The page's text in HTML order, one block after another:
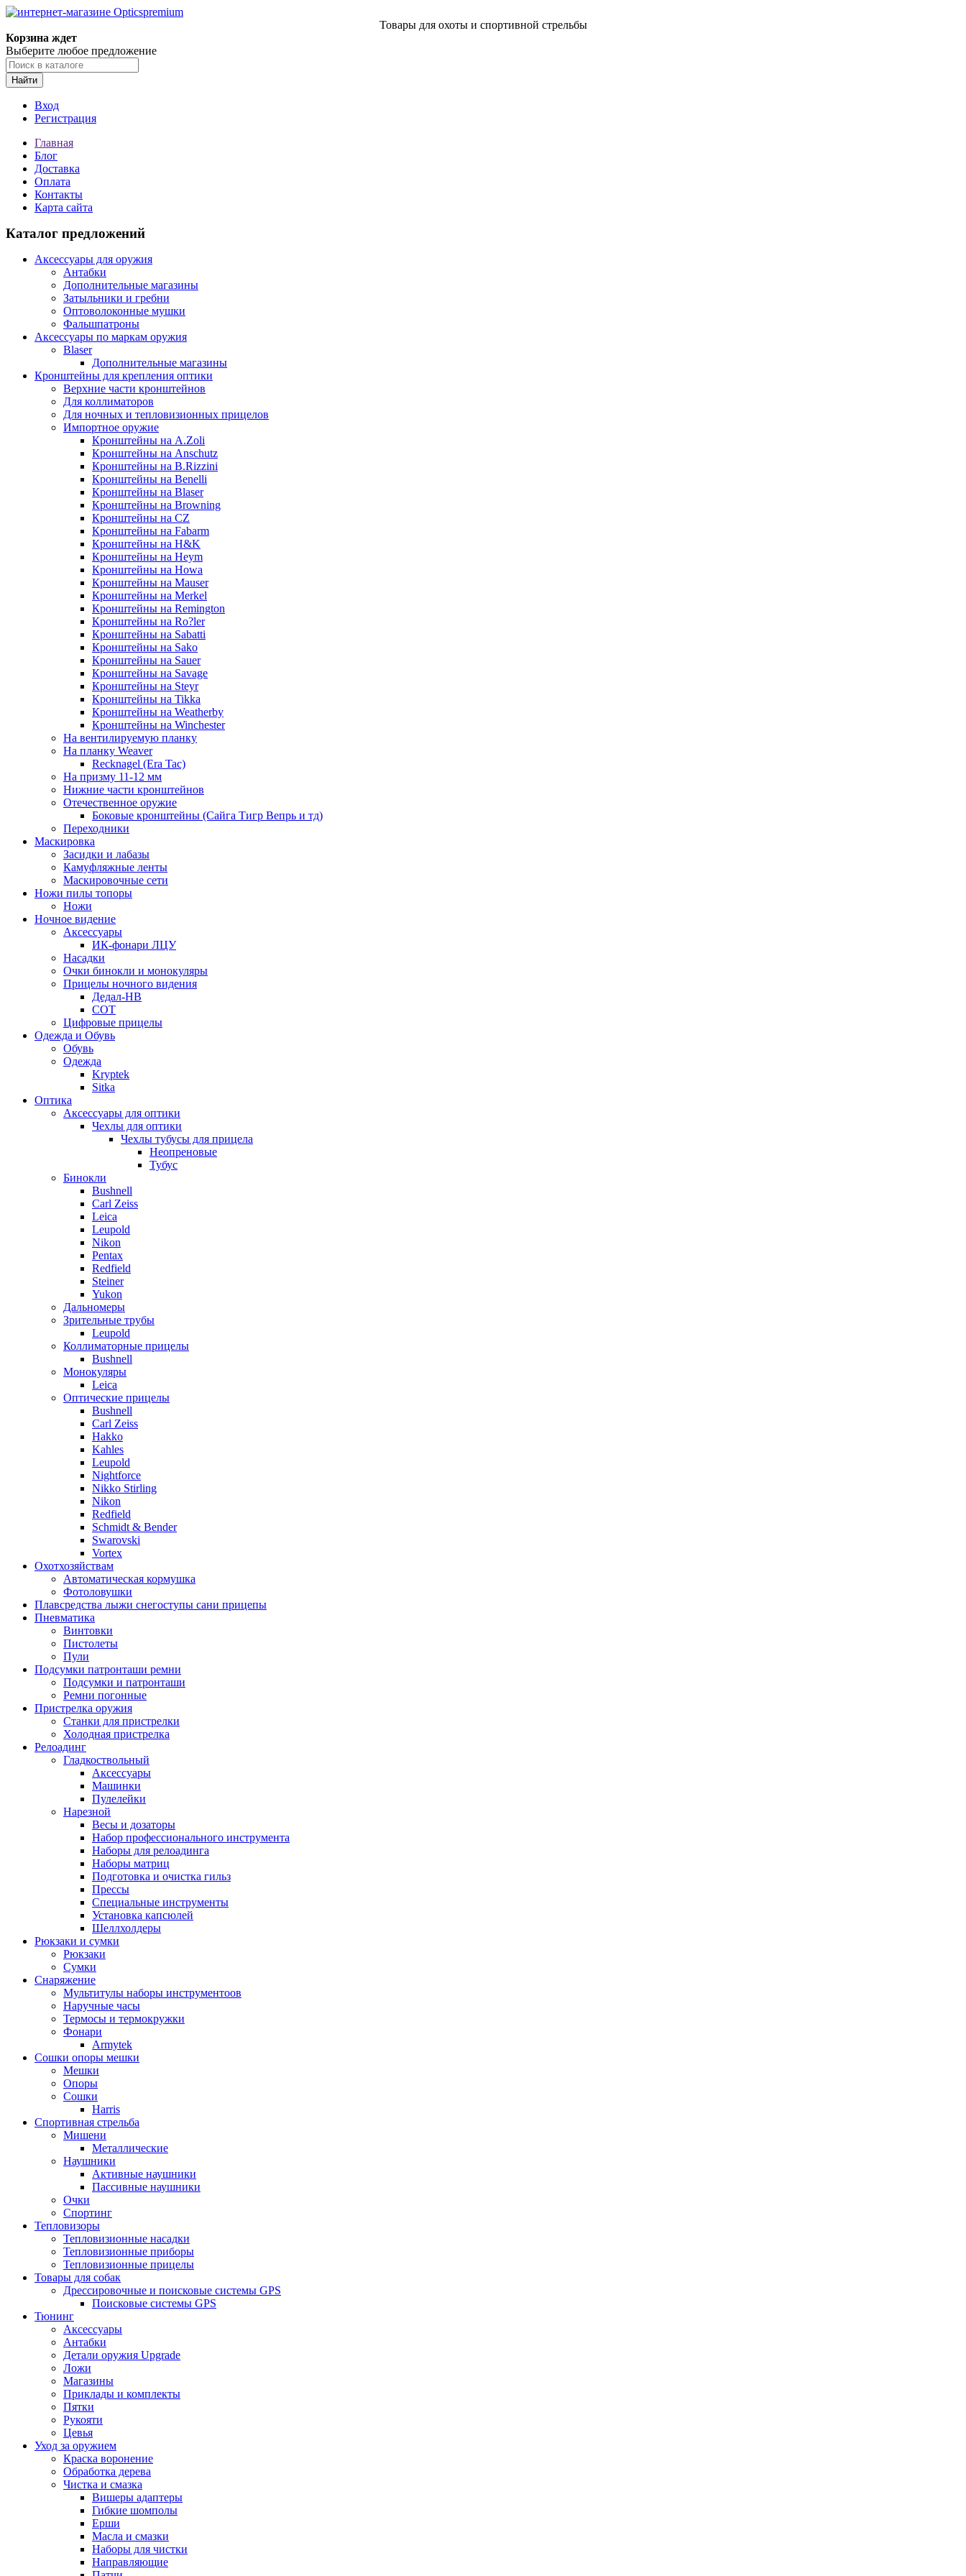
Товары для охоты и спортивной стрельбы
Корзина ждет
Выберите любое предложение
Найти
Вход
Регистрация
Главная
Блог
Доставка
Оплата
Контакты
Карта сайта
Каталог предложений
Аксессуары для оружия
Антабки
Дополнительные магазины
Затыльники и гребни
Оптоволоконные мушки
Фальшпатроны
Аксессуары по маркам оружия
Blaser
Дополнительные магазины
Кронштейны для крепления оптики
Верхние части кронштейнов
Для коллиматоров
Для ночных и тепловизионных прицелов
Импортное оружие
Кронштейны на A.Zoli
Кронштейны на Anschutz
Кронштейны на B.Rizzini
Кронштейны на Benelli
Кронштейны на Blaser
Кронштейны на Browning
Кронштейны на CZ
Кронштейны на Fabarm
Кронштейны на H&K
Кронштейны на Heym
Кронштейны на Howa
Кронштейны на Mauser
Кронштейны на Merkel
Кронштейны на Remington
Кронштейны на Ro?ler
Кронштейны на Sabatti
Кронштейны на Sako
Кронштейны на Sauer
Кронштейны на Savage
Кронштейны на Steyr
Кронштейны на Tikka
Кронштейны на Weatherby
Кронштейны на Winchester
На вентилируемую планку
На планку Weaver
Recknagel (Era Tac)
На призму 11-12 мм
Нижние части кронштейнов
Отечественное оружие
Боковые кронштейны (Сайга Тигр Вепрь и тд)
Переходники
Маскировка
Засидки и лабазы
Камуфляжные ленты
Маскировочные сети
Ножи пилы топоры
Ножи
Ночное видение
Аксессуары
ИК-фонари ЛЦУ
Насадки
Очки бинокли и монокуляры
Прицелы ночного видения
Дедал-НВ
СОТ
Цифровые прицелы
Одежда и Обувь
Обувь
Одежда
Kryptek
Sitka
Оптика
Аксессуары для оптики
Чехлы для оптики
Чехлы тубусы для прицела
Неопреновые
Тубус
Бинокли
Bushnell
Carl Zeiss
Leica
Leupold
Nikon
Pentax
Redfield
Steiner
Yukon
Дальномеры
Зрительные трубы
Leupold
Коллиматорные прицелы
Bushnell
Монокуляры
Leica
Оптические прицелы
Bushnell
Carl Zeiss
Hakko
Kahles
Leupold
Nightforce
Nikko Stirling
Nikon
Redfield
Schmidt & Bender
Swarovski
Vortex
Охотхозяйствам
Автоматическая кормушка
Фотоловушки
Плавсредства лыжи снегоступы сани прицепы
Пневматика
Винтовки
Пистолеты
Пули
Подсумки патронташи ремни
Подсумки и патронташи
Ремни погонные
Пристрелка оружия
Станки для пристрелки
Холодная пристрелка
Релоадинг
Гладкоствольный
Аксессуары
Машинки
Пулелейки
Нарезной
Весы и дозаторы
Набор профессионального инструмента
Наборы для релоадинга
Наборы матриц
Подготовка и очистка гильз
Прессы
Специальные инструменты
Установка капсюлей
Шеллхолдеры
Рюкзаки и сумки
Рюкзаки
Сумки
Снаряжение
Мультитулы наборы инструментоов
Наручные часы
Термосы и термокружки
Фонари
Armytek
Сошки опоры мешки
Мешки
Опоры
Сошки
Harris
Спортивная стрельба
Мишени
Металлические
Наушники
Активные наушники
Пассивные наушники
Очки
Спортинг
Тепловизоры
Тепловизионные насадки
Тепловизионные приборы
Тепловизионные прицелы
Товары для собак
Дрессировочные и поисковые системы GPS
Поисковые системы GPS
Тюнинг
Аксессуары
Антабки
Детали оружия Upgrade
Ложи
Магазины
Приклады и комплекты
Пятки
Рукояти
Цевья
Уход за оружием
Краска воронение
Обработка дерева
Чистка и смазка
Вишеры адаптеры
Гибкие шомполы
Ерши
Масла и смазки
Наборы для чистки
Направляющие